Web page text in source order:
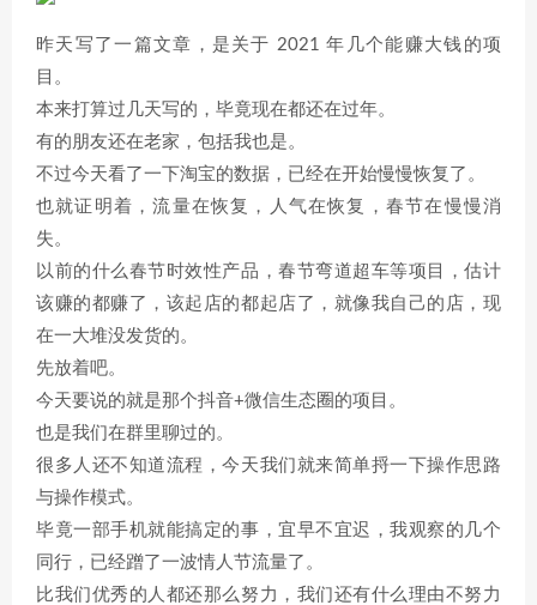
昨天写了一篇文章，是关于 2021 年几个能赚大钱的项
目。
本来打算过几天写的，毕竟现在都还在过年。
有的朋友还在老家，包括我也是。
不过今天看了一下淘宝的数据，已经在开始慢慢恢复了。
也就证明着，流量在恢复，人气在恢复，春节在慢慢消
失。
以前的什么春节时效性产品，春节弯道超车等项目，估计
该赚的都赚了，该起店的都起店了，就像我自己的店，现
在一大堆没发货的。
先放着吧。
今天要说的就是那个抖音+微信生态圈的项目。
也是我们在群里聊过的。
很多人还不知道流程，今天我们就来简单捋一下操作思路
与操作模式。
毕竟一部手机就能搞定的事，宜早不宜迟，我观察的几个
同行，已经蹭了一波情人节流量了。
比我们优秀的人都还那么努力，我们还有什么理由不努力